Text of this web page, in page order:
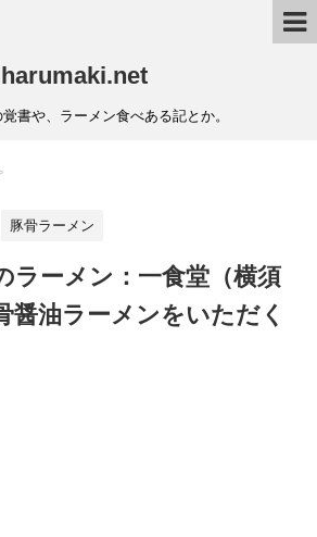
harumaki.net
書や、ラーメン食べある記とか。
豚骨ラーメン
ラーメン：一食堂（横須
醤油ラーメンをいただく